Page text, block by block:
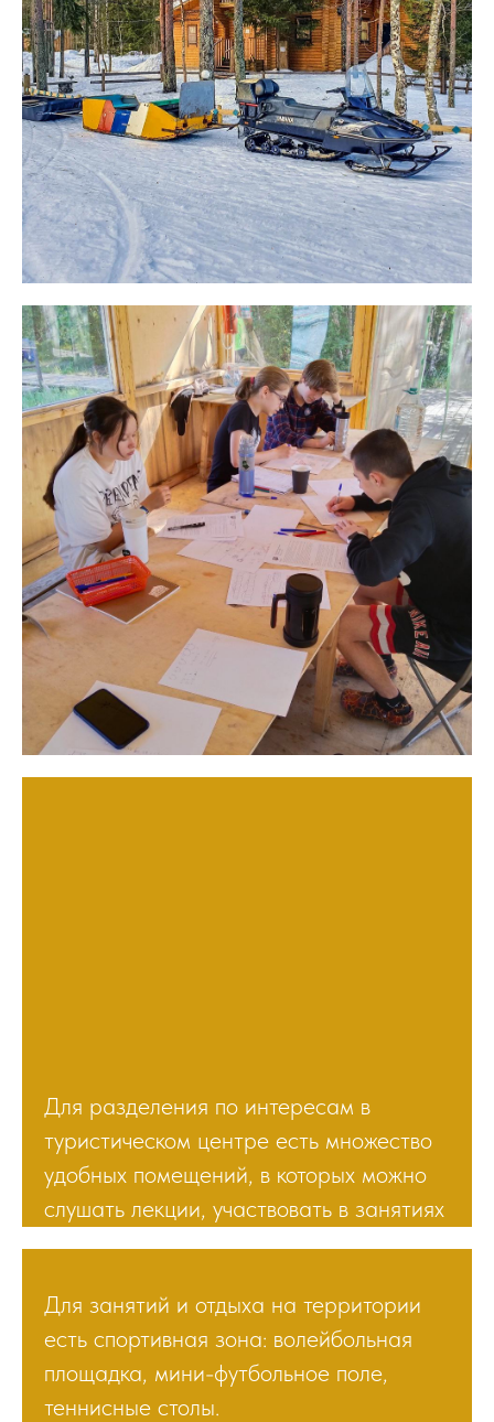
Для разделения по интересам в
туристическом центре есть множество
удобных помещений, в которых можно
слушать лекции, участвовать в занятиях
или просто отдыхать.
Для занятий и отдыха на территории
есть спортивная зона: волейбольная
площадка, мини-футбольное поле,
теннисные столы.